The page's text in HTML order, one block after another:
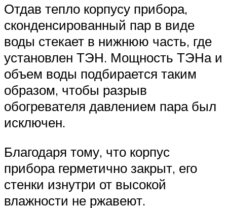
Отдав тепло корпусу прибора,
сконденсированный пар в виде
воды стекает в нижнюю часть, где
установлен ТЭН. Мощность ТЭНа и
объем воды подбирается таким
образом, чтобы разрыв
обогревателя давлением пара был
исключен.
Благодаря тому, что корпус
прибора герметично закрыт, его
стенки изнутри от высокой
влажности не ржавеют.